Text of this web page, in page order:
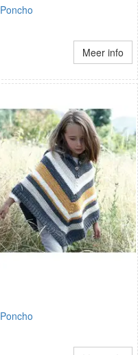
Poncho
Meer info
Poncho